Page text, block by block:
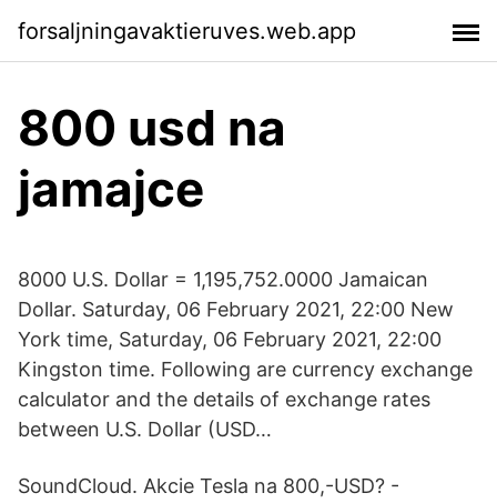
forsaljningavaktieruves.web.app
800 usd na
jamajce
8000 U.S. Dollar = 1,195,752.0000 Jamaican
Dollar. Saturday, 06 February 2021, 22:00 New
York time, Saturday, 06 February 2021, 22:00
Kingston time. Following are currency exchange
calculator and the details of exchange rates
between U.S. Dollar (USD…
SoundCloud. Akcie Tesla na 800,-USD? -